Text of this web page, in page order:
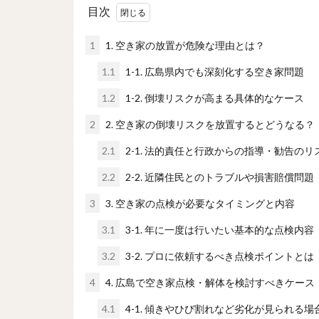
目次
1 1. 空き家の放置が危険な理由とは？
1.1 1-1. 広島県内でも深刻化する空き家問題
1.2 1-2. 倒壊リスクが高まる具体的なケース
2 2. 空き家の倒壊リスクを放置するとどうなる？
2.1 2-1. 法的責任と行政からの指導・勧告のリ
2.2 2-2. 近隣住民とのトラブルや損害賠償問題
3 3. 空き家の点検が必要なタイミングと内容
3.1 3-1. 年に一度は行いたい基本的な点検内容
3.2 3-2. プロに依頼するべき点検ポイントとは
4 4. 広島で空き家点検・解体を検討すべきケース
4.1 4-1. 傾きやひび割れなど劣化が見られる場